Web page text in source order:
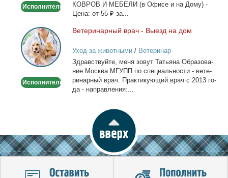
Исполнитель
КОВРОВ И МЕБЕЛИ (в Офи­се и на До­му) -
Це­на: от 55 ₽ за...
Ветеринарный
врач
-
Выезд
дом
Исполнитель
Ве­те­ри­нар­ный врач - Вы­езд на дом
Уход за животными/ Ветеринар
Здрав­ствуй­те, ме­ня зо­вут Та­тья­на Об­ра­зо­ва­
ние Москва МГУПП по спе­ци­аль­но­сти - ве­те­
ри­нар­ный врач. Прак­ти­ку­ю­щий врач с 2013 го­
да - на­прав­ле­ния:...